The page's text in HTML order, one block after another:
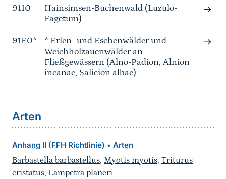
9110
Hainsimsen-Buchenwald (Luzulo-
Fagetum)
91E0*
* Erlen- und Eschenwälder und
Weichholzauenwälder an
Fließgewässern (Alno-Padion, Alnion
incanae, Salicion albae)
Arten
Anhang II (FFH Richtlinie) • Arten
Barbastella barbastellus, Myotis myotis, Triturus
cristatus, Lampetra planeri